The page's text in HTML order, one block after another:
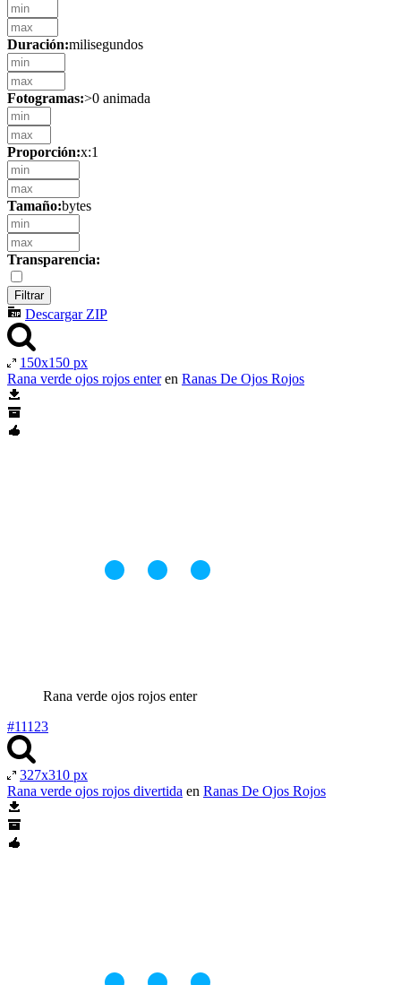
Duración:milisegundos
Fotogramas:>0 animada
Proporción:x:1
Tamaño:bytes
Transparencia:
Descargar ZIP
150x150 px
Rana verde ojos rojos enteren Ranas De Ojos Rojos
Rana verde ojos rojos enter
#11123
327x310 px
Rana verde ojos rojos divertida en Ranas De Ojos Rojos